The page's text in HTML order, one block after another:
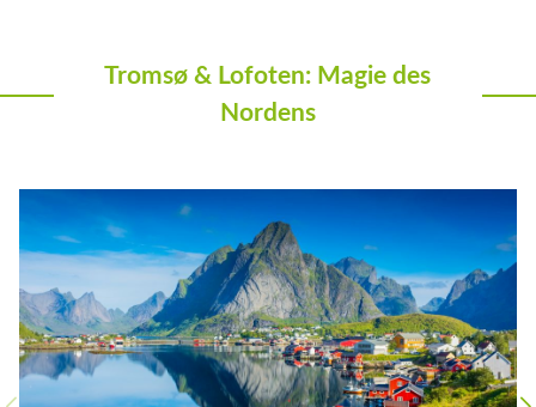
Tromsø & Lofoten: Magie des
Nordens